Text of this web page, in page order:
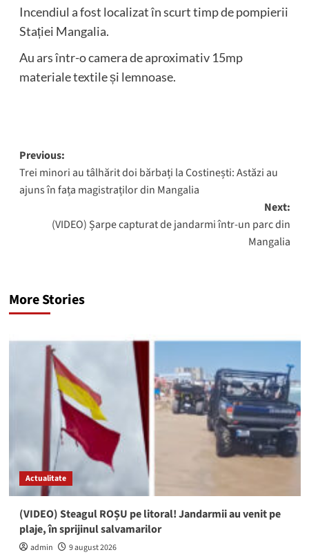
Incendiul a fost localizat în scurt timp de pompierii
Stației Mangalia.
Au ars într-o camera de aproximativ 15mp
materiale textile și lemnoase.
Post
navigation
Previous:
Trei minori au tâlhărit doi bărbați la Costinești: Astăzi au
ajuns în fața magistraților din Mangalia
Next:
(VIDEO) Șarpe capturat de jandarmi într-un parc din
Mangalia
More Stories
Actualitate
(VIDEO) Steagul ROȘU pe litoral! Jandarmii au venit pe
plaje, în sprijinul salvamarilor
admin 9 august 2026